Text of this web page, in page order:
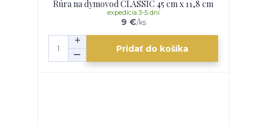
Rúra na dymovod CLASSIC 45 cm x 11,8 cm
9 €/ks
expedícia 3-5 dní
Pridať do košíka